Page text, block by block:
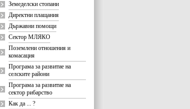
Земеделски стопани
Директни плащания
Държавни помощи
Сектор МЛЯКО
Поземлени отношения и
комасация
Програма за развитие на
селските райони
Програма за развитие на
сектор рибарство
Как да ... ?